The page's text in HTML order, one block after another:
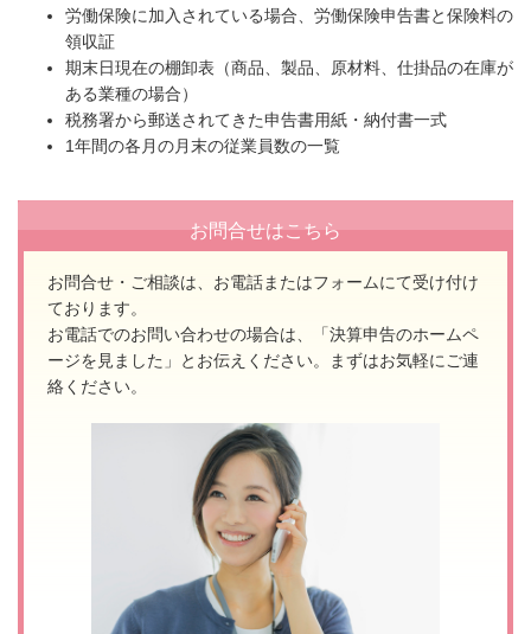
労働保険に加入されている場合、労働保険申告書と保険料の
領収証
期末日現在の棚卸表（商品、製品、原材料、仕掛品の在庫が
ある業種の場合）
税務署から郵送されてきた申告書用紙・納付書一式
1年間の各月の月末の従業員数の一覧
お問合せはこちら
お問合せ・ご相談は、お電話またはフォームにて受け付け
ております。
お電話でのお問い合わせの場合は、「決算申告のホームペ
ージを見ました」とお伝えください。
まずはお気軽にご連
絡ください。